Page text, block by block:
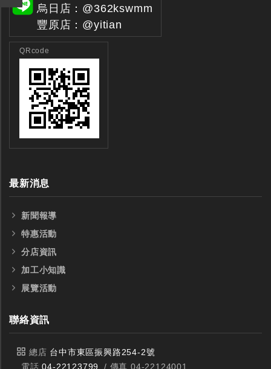
全鎢鋼銑刀
烏日店：@362kswmm
豐原店：@yitian
QRcode
最新消息
新聞報導
特惠活動
分店資訊
加工小知識
展覽活動
聯絡資訊
總店 台中市東區振興路254-2號
電話04-22123799 / 傳真 04-22124001